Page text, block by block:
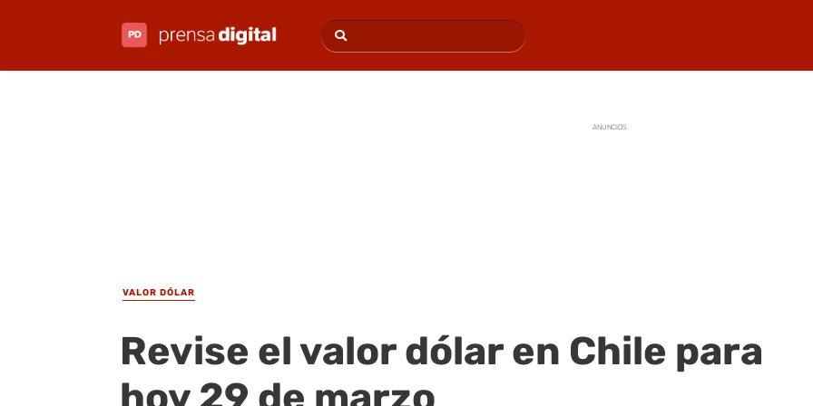
ANUNCIOS
VALOR DÓLAR
Revise el valor dólar en Chile para